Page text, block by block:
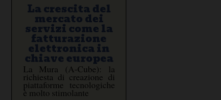
La crescita del
mercato dei
servizi come la
fatturazione
elettronica in
chiave europea
La Mura (A-Cube): la
richiesta di creazione di
piattaforme tecnologiche
è molto stimolante